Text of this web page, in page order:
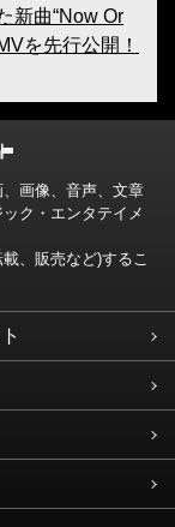
新曲“Now Or
を先行公開！
画像、音声、文章
ク・エンタテイメ
、販売など)するこ